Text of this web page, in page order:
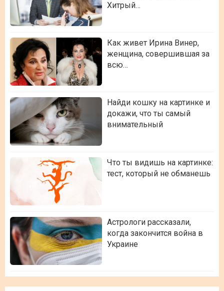
Хитрый…
Как живет Ирина Винер,
женщина, совершившая за
всю…
Найди кошку на картинке и
докажи, что ты самый
внимательный
Что ты видишь на картинке:
тест, который не обманешь
Астрологи рассказали,
когда закончится война в
Украине